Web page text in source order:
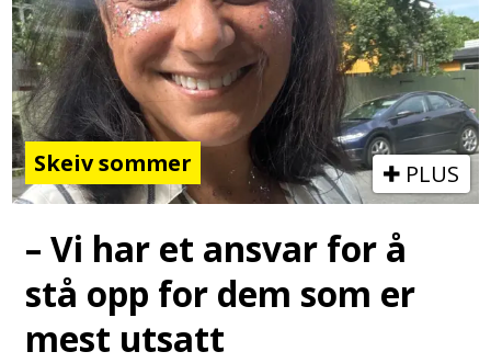
Skeiv sommer PLUS
– Vi har et ansvar for å
stå opp for dem som er
mest utsatt